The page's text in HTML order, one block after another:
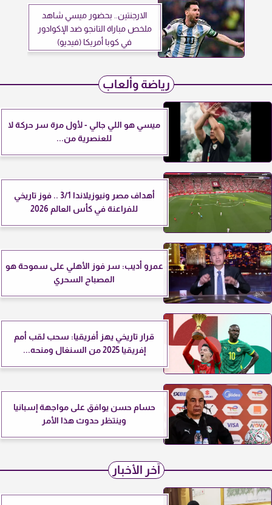
الارجنتين.. بحضور ميسي شاهد
ملخص مباراة التانجو ضد الإكوادور
في كوبا أمريكا (فيديو)
رياضة وألعاب
ميسي هو اللي جالي - لأول مرة سر حركة لا
للعنصرية من...
أهداف مصر ونيوزيلاندا 3/1 .. فوز تاريخي
للفراعنة في كأس العالم 2026
عمرو أديب: سر فوز الأهلي على سموحة هو
المصباح السحري
قرار تاريخي يهز أفريقيا: سحب لقب أمم
إفريقيا 2025 من السنغال ومنحه...
حسام حسن يوافق على مواجهة إسبانيا
وينتظر حدوث هذا الأمر
آخر الأخبار